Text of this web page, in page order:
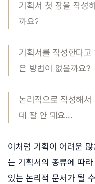
기획서 첫 장을 작성
까요?
기획서를 작성한다
은 방법이 없을까요?
논리적으로 작성해
데 잘 안 돼요...
이처럼 기획이 어려운
는 기획서의 종류에 따
있는 논리적 문서가 될